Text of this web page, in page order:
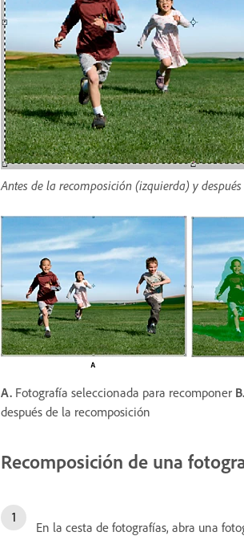
Antes de la recomposición (izquierda) y
A. Fotografía seleccionada para recomponer B.
después de la recomposición
Recomposición de una
En la cesta de fotografías, abra una